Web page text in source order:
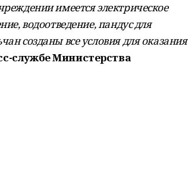
имеется электрическое
водоотведение, пандус для
созданы все условия для оказания
службе Министерства